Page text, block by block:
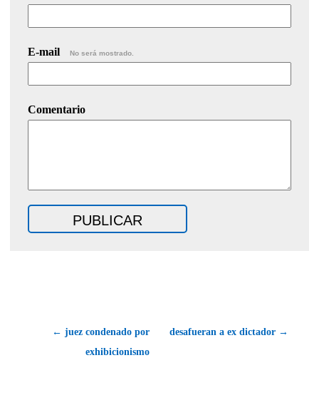
E-mail No será mostrado.
Comentario
← juez condenado por
exhibicionismo
desafueran a ex dictador →